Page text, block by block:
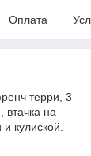
Оплата
терри, 3
втачка на
кулиской.